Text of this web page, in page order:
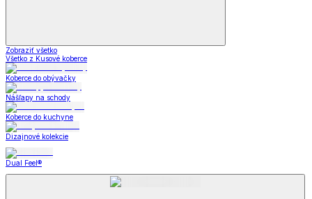
Zobraziť všetko
Všetko z Kusové koberce
Koberce do obývačky
Nášľapy na schody
Koberce do kuchyne
Dizajnové kolekcie
Dual Feel®